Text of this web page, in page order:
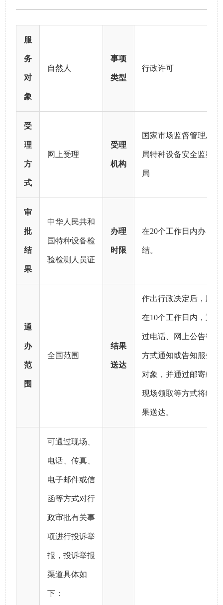
服
务
对
象
自然人
事项
类型
行政许可
受
理
方
式
网上受理
受理
机构
国家市场监督管理总
局特种设备安全监察
局
审
批
结
果
中华人民共和
国特种设备检
验检测人员证
办理
时限
在20个工作日内办
结。
通
办
范
围
全国范围
结果
送达
作出行政决定后，应
在10个工作日内，通
过电话、网上公告等
方式通知或告知服务
对象，并通过邮寄或
现场领取等方式将结
果送达。
可通过现场、
电话、传真、
电子邮件或信
函等方式对行
政审批有关事
项进行投诉举
报，投诉举报
渠道具体如
下：